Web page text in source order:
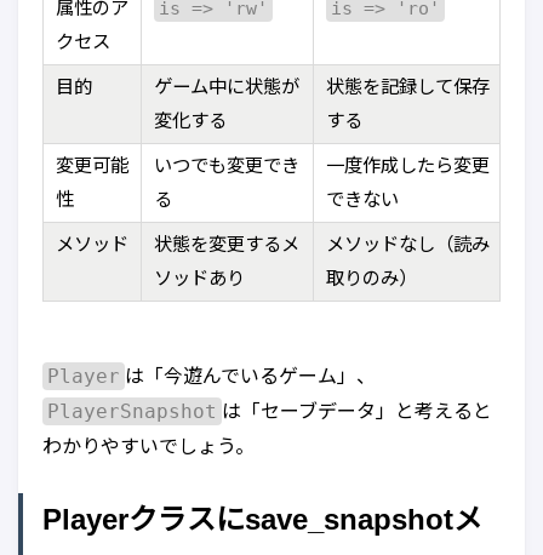
属性のア
クセス
is => 'rw' is => 'ro'
目的
ゲーム中に状態が
変化する
状態を記録して保存
する
変更可能
性
いつでも変更でき
る
一度作成したら変更
できない
メソッド
状態を変更するメ
ソッドあり
メソッドなし（読み
取りのみ）
Player は「今遊んでいるゲーム」、
PlayerSnapshot は「セーブデータ」と考えると
わかりやすいでしょう。
Playerクラスにsave_snapshotメ